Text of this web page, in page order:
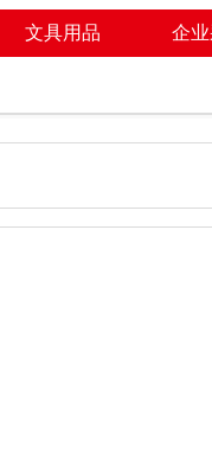
文具用品 企